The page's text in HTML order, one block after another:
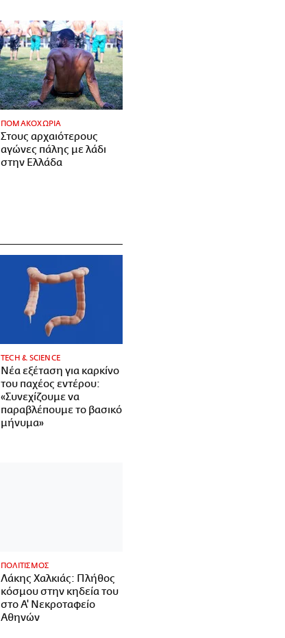
ΠΟΜΑΚΟΧΩΡΙΑ
Στους αρχαιότερους
αγώνες πάλης με λάδι
στην Ελλάδα
ΤECH & SCIENCE
Νέα εξέταση για καρκίνο
του παχέος εντέρου:
«Συνεχίζουμε να
παραβλέπουμε το βασικό
μήνυμα»
ΠΟΛΙΤΙΣΜΟΣ
Λάκης Χαλκιάς: Πλήθος
κόσμου στην κηδεία του
στο Α' Νεκροταφείο
Αθηνών